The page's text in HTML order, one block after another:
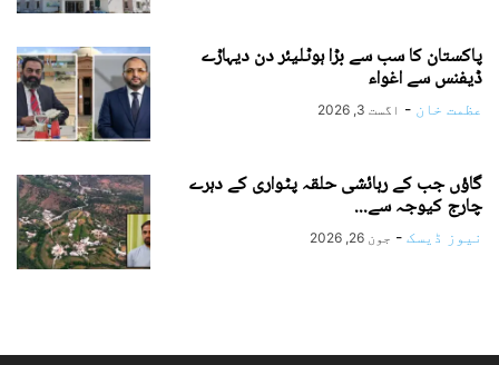
پاکستان کا سب سے بڑا ہوٹلیئر دن دیہاڑے
ڈیفنس سے اغواء
عظمت خان - اگست 3, 2026
گاؤں جب کے رہائشی حلقہ پٹواری کے دہرے
چارج کیوجہ سے...
نیوز ڈیسک - جون 26, 2026